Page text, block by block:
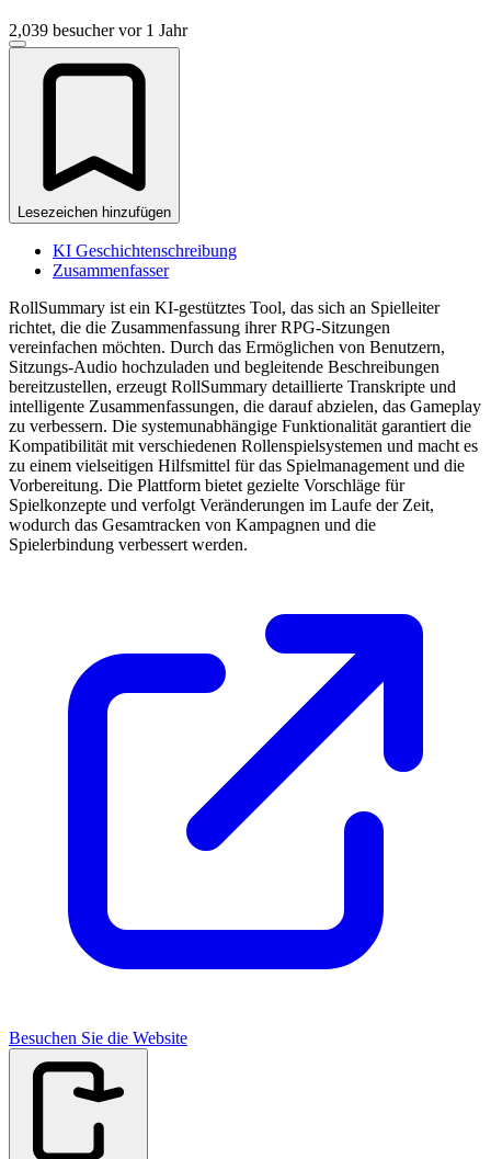
2,039 besucher vor 1 Jahr
Lesezeichen hinzufügen
KI Geschichtenschreibung
Zusammenfasser
RollSummary ist ein KI-gestütztes Tool, das sich an Spielleiter
richtet, die die Zusammenfassung ihrer RPG-Sitzungen
vereinfachen möchten. Durch das Ermöglichen von Benutzern,
Sitzungs-Audio hochzuladen und begleitende Beschreibungen
bereitzustellen, erzeugt RollSummary detaillierte Transkripte und
intelligente Zusammenfassungen, die darauf abzielen, das Gameplay
zu verbessern. Die systemunabhängige Funktionalität garantiert die
Kompatibilität mit verschiedenen Rollenspielsystemen und macht es
zu einem vielseitigen Hilfsmittel für das Spielmanagement und die
Vorbereitung. Die Plattform bietet gezielte Vorschläge für
Spielkonzepte und verfolgt Veränderungen im Laufe der Zeit,
wodurch das Gesamtracken von Kampagnen und die
Spielerbindung verbessert werden.
Besuchen Sie die Website